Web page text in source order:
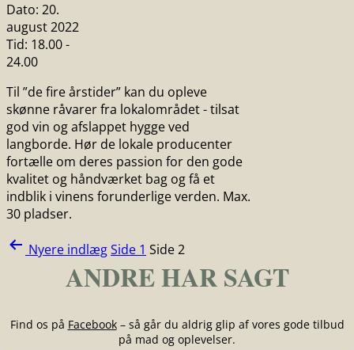
Dato: 20.
august 2022
Tid: 18.00 -
24.00
Til ”de fire årstider” kan du opleve
skønne råvarer fra lokalområdet - tilsat
god vin og afslappet hygge ved
langborde. Hør de lokale producenter
fortælle om deres passion for den gode
kvalitet og håndværket bag og få et
indblik i vinens forunderlige verden. Max.
30 pladser.
Indlægsinddeling
Nyere indlægSide 1 Side 2
ANDRE HAR SAGT
Find os på Facebook– så går du aldrig glip af vores gode tilbud
på mad og oplevelser.